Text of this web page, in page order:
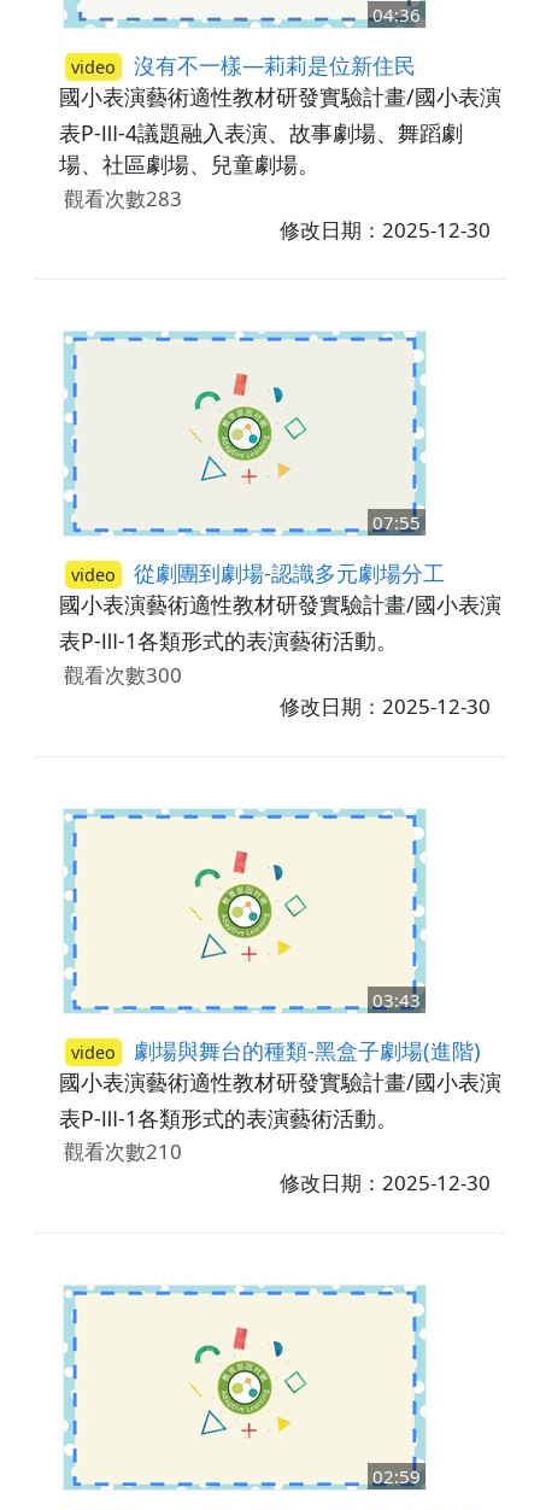
04:36
video 沒有不一樣—莉莉是位新住民
國小表演藝術適性教材研發實驗計畫/國小表演藝
表P-Ⅲ-4議題融入表演、故事劇場、舞蹈劇
場、社區劇場、兒童劇場。
觀看次數283
修改日期：2025-12-30
07:55
video 從劇團到劇場-認識多元劇場分工
國小表演藝術適性教材研發實驗計畫/國小表演藝
表P-Ⅲ-1各類形式的表演藝術活動。
觀看次數300
修改日期：2025-12-30
03:43
video 劇場與舞台的種類-黑盒子劇場(進階)
國小表演藝術適性教材研發實驗計畫/國小表演藝
表P-Ⅲ-1各類形式的表演藝術活動。
觀看次數210
修改日期：2025-12-30
02:59